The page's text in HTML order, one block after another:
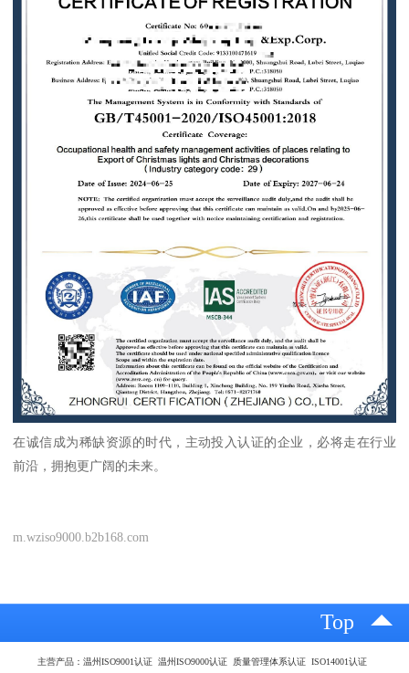
在诚信成为稀缺资源的时代，主动投入认证的企业，必将走在行业
前沿，拥抱更广阔的未来。
m.wziso9000.b2b168.com
Top
主营产品：温州ISO9001认证 温州ISO9000认证 质量管理体系认证 ISO14001认证